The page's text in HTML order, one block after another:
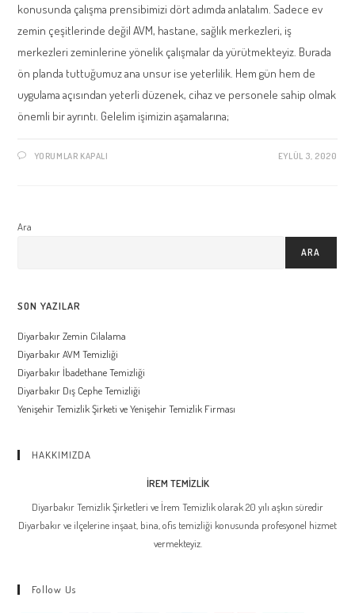
konusunda çalışma prensibimizi dört adımda anlatalım. Sadece ev
zemin çeşitlerinde değil AVM, hastane, sağlık merkezleri, iş
merkezleri zeminlerine yönelik çalışmalar da yürütmekteyiz. Burada
ön planda tuttuğumuz ana unsur ise yeterlilik. Hem gün hem de
uygulama açısından yeterli düzenek, cihaz ve personele sahip olmak
önemli bir ayrıntı. Gelelim işimizin aşamalarına;
DIYARBAKIR
YORUMLAR KAPALI EYLÜL 3, 2020
Ara
ARA
SON YAZILAR
Diyarbakır Zemin Cilalama
Diyarbakır AVM Temizliği
Diyarbakır İbadethane Temizliği
Diyarbakır Dış Cephe Temizliği
Yenişehir Temizlik Şirketi ve Yenişehir Temizlik Firması
HAKKIMIZDA
İREM TEMİZLİK
Diyarbakır Temizlik Şirketleri ve İrem Temizlik olarak 20 yılı aşkın süredir
Diyarbakır ve ilçelerine inşaat, bina, ofis temizliği konusunda profesyonel hizmet
vermekteyiz.
Follow Us